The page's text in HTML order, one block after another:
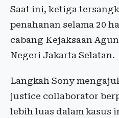
Saat ini, ketiga
penahanan selama 20
cabang Kejaksaan
Negeri Jakarta Selatan.
Langkah Sony
justice collaborator
lebih luas dalam kasus